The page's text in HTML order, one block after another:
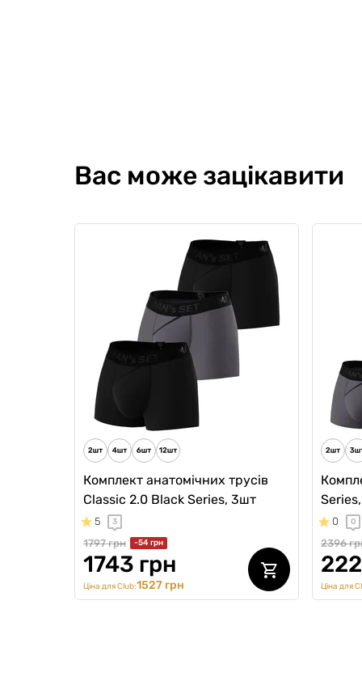
Комплект білизни для хлопчика
"Базовий дитячий"
996 грн
Ціна для Club:
Вас може зацікавити
Комплект анатомічних трусів
Classic 2.0 Black Series, 3шт
5 3
1797 грн -54 грн
1743 грн
Ціна для Club:1527 грн
0 0
2396
Ціна для